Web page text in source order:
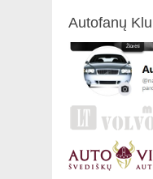
Autofanų